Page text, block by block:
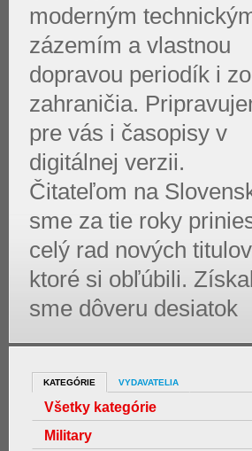
moderným
zázemím a vlastnou
dopravou periodík i zo
zahraničia.
pre vás i časopisy v
digitálnej verzii.
Čitateľom na
sme za tie roky
celý rad nových
ktoré si obľúbili.
sme dôveru desiatok
KATEGÓRIE VYDAVATELIA
Všetky kategórie
Military